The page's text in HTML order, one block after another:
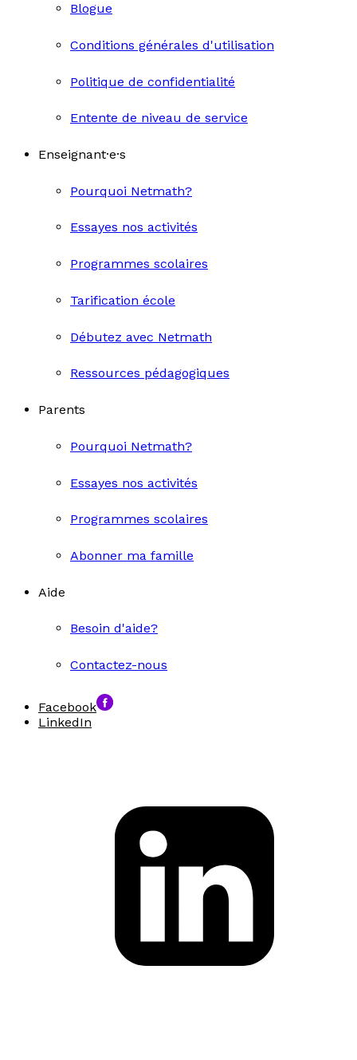
Blogue
Conditions générales d'utilisation
Politique de confidentialité
Entente de niveau de service
Enseignant·e·s
Pourquoi Netmath?
Essayes nos activités
Programmes scolaires
Tarification école
Débutez avec Netmath
Ressources pédagogiques
Parents
Pourquoi Netmath?
Essayes nos activités
Programmes scolaires
Abonner ma famille
Aide
Besoin d'aide?
Contactez-nous
Facebook
LinkedIn